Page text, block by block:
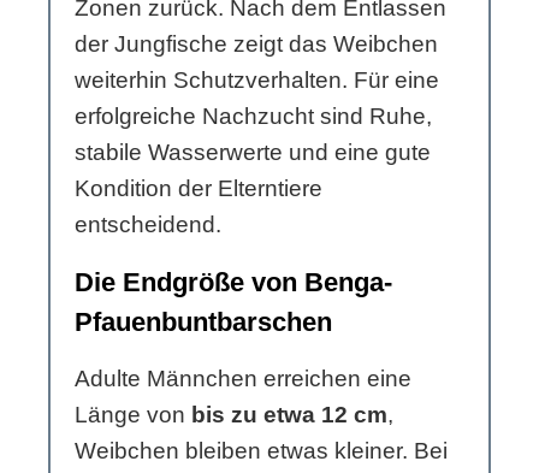
Zonen zurück. Nach dem Entlassen
der Jungfische zeigt das Weibchen
weiterhin Schutzverhalten. Für eine
erfolgreiche Nachzucht sind Ruhe,
stabile Wasserwerte und eine gute
Kondition der Elterntiere
entscheidend.
Die Endgröße von Benga-
Pfauenbuntbarschen
Adulte Männchen erreichen eine
Länge von bis zu etwa 12 cm,
Weibchen bleiben etwas kleiner. Bei